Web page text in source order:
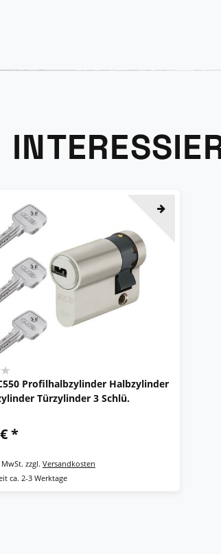
Profilhalbzylinder Halbzylinder
Türzylinder 3 Schlü.
*
zzgl. Versandkosten
ca. 2-3 Werktage